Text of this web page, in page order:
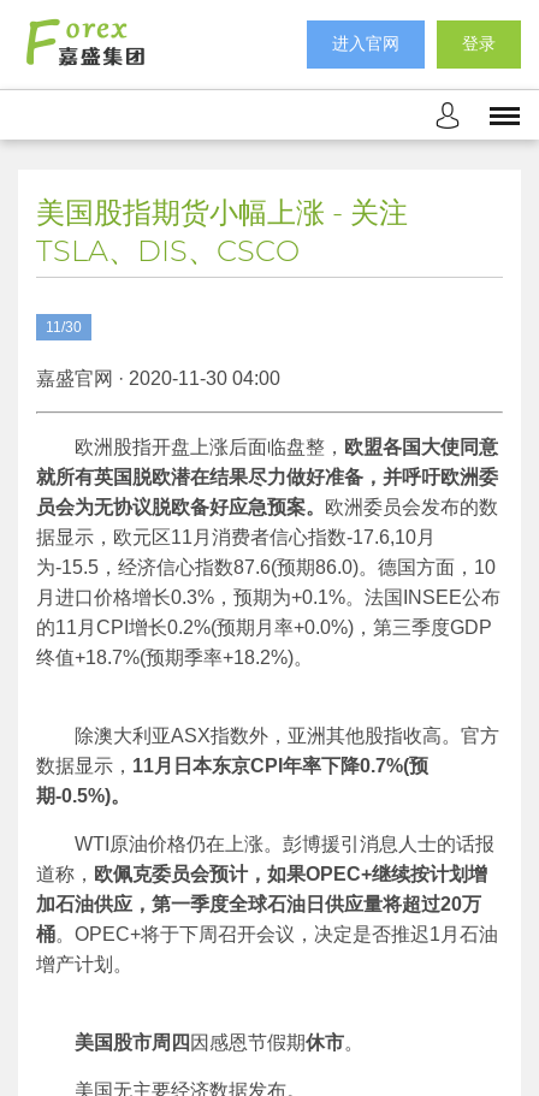
进入官网 登录
美国股指期货小幅上涨 - 关注
TSLA、DIS、CSCO
11/30
嘉盛官网 · 2020-11-30 04:00
欧洲股指开盘上涨后面临盘整， 欧盟各国大使同意
就所有英国脱欧潜在结果尽力做好准备，并呼吁欧洲委
员会为无协议脱欧备好应急预案。 欧洲委员会发布的数
据显示，欧元区11月消费者信心指数-17.6,10月
为-15.5，经济信心指数87.6(预期86.0)。德国方面，10
月进口价格增长0.3%，预期为+0.1%。法国INSEE公布
的11月CPI增长0.2%(预期月率+0.0%)，第三季度GDP
终值+18.7%(预期季率+18.2%)。
除澳大利亚ASX指数外，亚洲其他股指收高。官方
数据显示， 11月日本东京CPI 年率下降0.7%(预
期-0.5%)。
WTI原油价格仍在上涨。彭博援引消息人士的话报
道称， 欧佩克委员会预计，如果OPEC+继续按计划增
加石油供应，第一季度全球石油日供应量将超过20万
桶。OPEC+将于下周召开会议，决定是否推迟1月石油
增产计划。
美国股市周四 因感恩节假期休市。
美国无主要经济数据发布。